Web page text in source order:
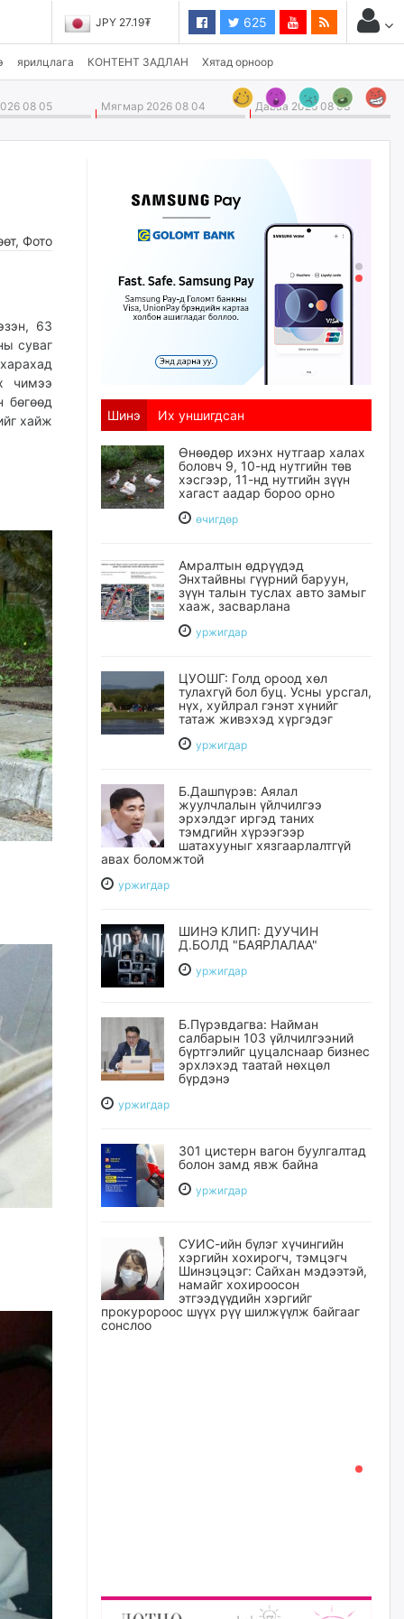
JPY 27.19₮ 625
ярилцлага КОНТЕНТ ЗАДЛАН Хятад орноор
08 05 Мягмар 2026 08 04 Даваа 2026 08 03
, Фото
63
суваг
чимээ
бөгөөд
хайж
Шинэ Их уншигдсан
Өнөөдөр ихэнх нутгаар халах
боловч 9, 10-нд нутгийн төв
хэсгээр, 11-нд нутгийн зүүн
хагаст аадар бороо орно
өчигдѳр
Амралтын өдрүүдэд
Энхтайвны гүүрний баруун,
зүүн талын туслах авто замыг
хааж, засварлана
уржигдар
ЦУОШГ: Голд ороод хөл
тулахгүй бол буц. Усны урсгал,
нүх, хуйлрал гэнэт хүнийг
татаж живэхэд хүргэдэг
уржигдар
Б.Дашпүрэв: Аялал
жуулчлалын үйлчилгээ
эрхэлдэг иргэд таних
тэмдгийн хүрээгээр
шатахууныг хязгаарлалтгүй
авах боломжтой
уржигдар
ШИНЭ КЛИП: ДУУЧИН
Д.БОЛД "БАЯРЛАЛАА"
уржигдар
Б.Пүрэвдагва: Найман
салбарын 103 үйлчилгээний
бүртгэлийг цуцалснаар бизнес
эрхлэхэд таатай нөхцөл
бүрдэнэ
уржигдар
301 цистерн вагон буулгалтад
болон замд явж байна
уржигдар
СУИС-ийн бүлэг хүчингийн
хэргийн хохирогч, тэмцэгч
Шинэцэцэг: Сайхан мэдээтэй,
намайг хохироосон
этгээдүүдийн хэргийг
прокуророос шүүх рүү шилжүүлж байгааг
сонслоо